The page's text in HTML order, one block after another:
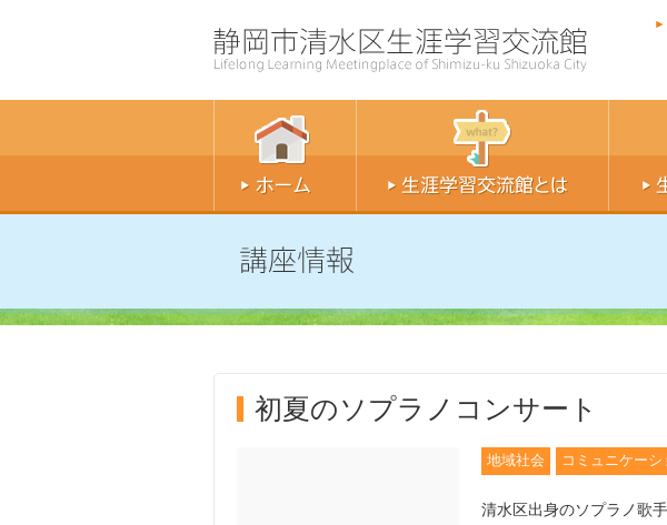
初夏のソプラノコンサート
地域社会 コミュニケーシ
清水区出身のソプラノ歌